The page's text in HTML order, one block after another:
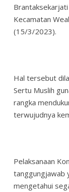
Kecamatan
(15/3/2023).
Hal tersebut
Sertu Muslih
rangka
terwujudnya
Pelaksanaan
tanggungjawab
mengetahui